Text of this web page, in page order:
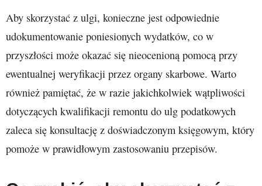
Aby skorzystać z ulgi, konieczne jest odpowiednie
udokumentowanie poniesionych wydatków, co w
przyszłości może okazać się nieocenioną pomocą przy
ewentualnej weryfikacji przez organy skarbowe. Warto
również pamiętać, że w razie jakichkolwiek wątpliwości
dotyczących kwalifikacji remontu do ulg podatkowych
zaleca się konsultację z doświadczonym księgowym, który
pomoże w prawidłowym zastosowaniu przepisów.